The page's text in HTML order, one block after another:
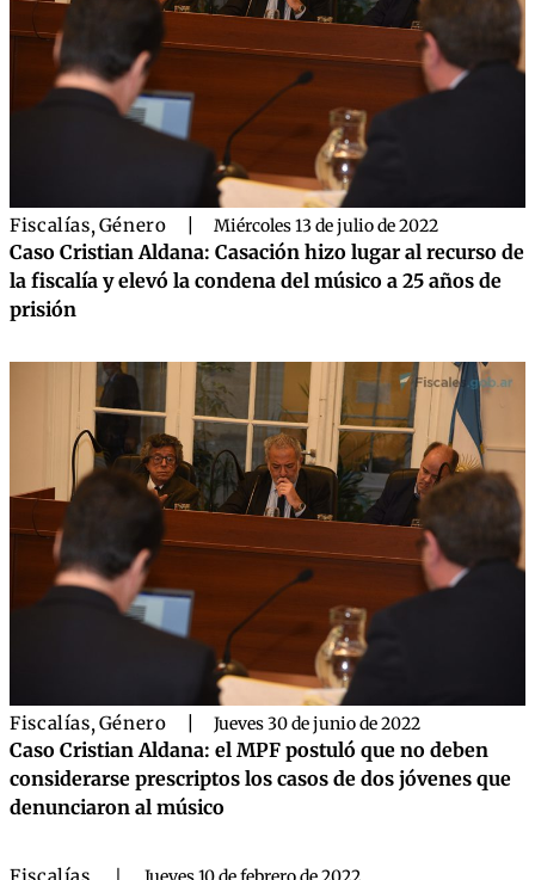
Fiscalías,Género Miércoles 13 de julio de 2022
Caso Cristian Aldana: Casación hizo lugar al recurso de
la fiscalía y elevó la condena del músico a 25 años de
prisión
Fiscalías,Género Jueves 30 de junio de 2022
Caso Cristian Aldana: el MPF postuló que no deben
considerarse prescriptos los casos de dos jóvenes que
denunciaron al músico